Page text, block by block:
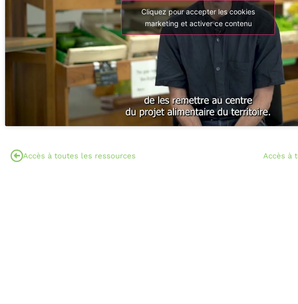
Cliquez pour accepter les cookies
marketing et activer ce contenu
Accès à toutes les ressources Accès à